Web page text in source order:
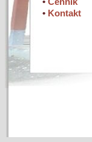
• Kontakt